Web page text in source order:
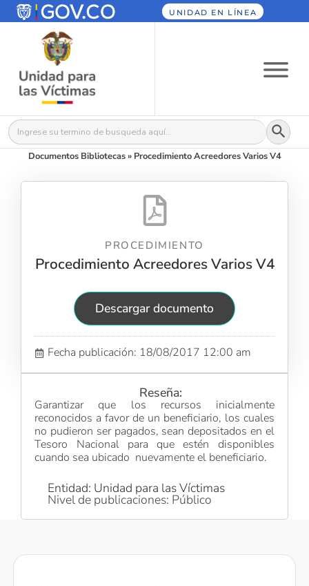
UNIDAD EN LÍNEA
Buscar: Botón
Documentos Bibliotecas» Procedimiento Acreedores Varios V4
PROCEDIMIENTO
Procedimiento Acreedores Varios V4
Descargar documento
Fecha publicación: 18/08/2017 12:00 am
Reseña:
Garantizar que los recursos inicialmente
reconocidos a favor de un beneficiario, los cuales
no pudieron ser pagados, sean depositados en el
Tesoro Nacional para que estén disponibles
cuando sea ubicado nuevamente el beneficiario.
Entidad: Unidad para las Víctimas
Nivel de publicaciones: Público